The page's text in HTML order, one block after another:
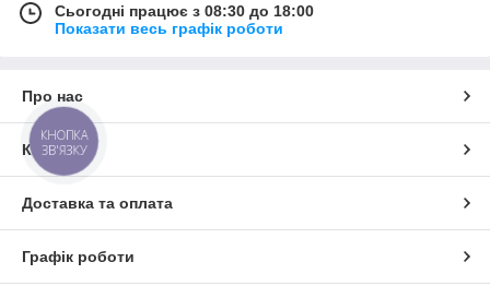
Сьогодні працює з 08:30 до 18:00
Показати весь графік роботи
Про нас
Контакти
Доставка та оплата
Графік роботи
КНОПКА
ЗВ'ЯЗКУ